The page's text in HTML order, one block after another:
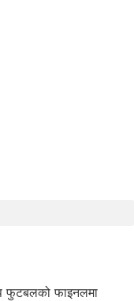
फुटबलको फाइनलमा